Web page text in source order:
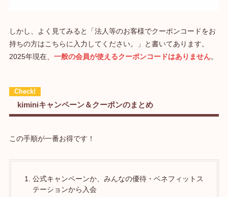
しかし、よく見てみると「法人等のお客様でクーポンコードをお
持ちの方はこちらに入力してください。」と書いてあります。
2025年現在、 一般の会員が使えるクーポンコードはありません。
kiminiキャンペーン＆クーポンのまとめ
この手順が一番お得です！
公式キャンペーンか、みんなの優待・ベネフィットス
テーションから入会